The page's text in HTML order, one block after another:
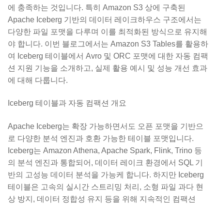
에 충족하는 것입니다. 특히 Amazon S3 상에 구축된
Apache Iceberg 기반의 데이터 레이크하우스 구조에서는
다양한 파일 포맷을 다루며 이를 최적화된 방식으로 유지해
야 합니다. 이번 블로그에서는 Amazon S3 Tables를 활용하
여 Iceberg 테이블에서 Avro 및 ORC 포맷에 대한 자동 컴팩
션 지원 기능을 소개하고, 실제 활용 예시 및 성능 개선 효과
에 대해 다룹니다.
Iceberg 테이블과 자동 컴팩션 개요
Apache Iceberg는 확장 가능하면서도 오픈 포맷을 기반으
로 다양한 분석 엔진과 호환 가능한 테이블 포맷입니다.
Iceberg는 Amazon Athena, Apache Spark, Flink, Trino 등
의 분석 엔진과 통합되어, 데이터 레이크 환경에서 SQL 기
반의 고성능 데이터 분석을 가능케 합니다. 하지만 Iceberg
테이블은 고속의 실시간 스트리밍 처리, 소형 파일 과다 현
상 방지, 데이터 정합성 유지 등을 위해 지속적인 컴팩션